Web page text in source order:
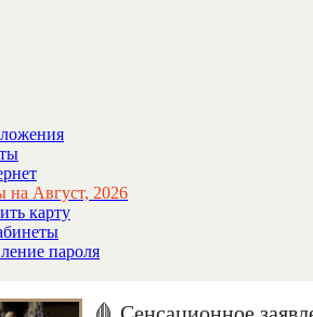
на Август, 2026
карту
пароля